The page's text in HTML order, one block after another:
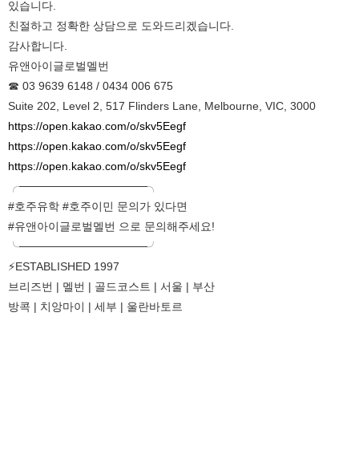
있습니다.
친절하고 정확한 상담으로 도와드리겠습니다.
감사합니다.
유앤아이글로벌멜번
☎ 03 9639 6148 / 0434 006 675
Suite 202, Level 2, 517 Flinders Lane, Melbourne, VIC, 3000
https://open.kakao.com/o/skv5Eegf
https://open.kakao.com/o/skv5Eegf
https://open.kakao.com/o/skv5Eegf
╭────────────────╮
#호주유학 #호주이민 문의가 있다면
#유앤아이글로벌멜번 으로 문의해주세요!
╰────────────────╯
⚡ESTABLISHED 1997
브리즈번 | 멜번 | 골드코스트 | 서울 | 부산
방콕 | 치앙마이 | 세부 | 울란바토르